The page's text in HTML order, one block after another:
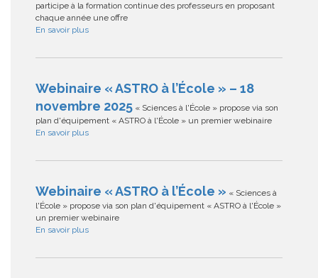
participe à la formation continue des professeurs en proposant
chaque année une offre
En savoir plus
Webinaire « ASTRO à l’École » – 18
novembre 2025 « Sciences à l'École » propose via son
plan d'équipement « ASTRO à l'École » un premier webinaire
En savoir plus
Webinaire « ASTRO à l’École » « Sciences à
l'École » propose via son plan d'équipement « ASTRO à l'École »
un premier webinaire
En savoir plus